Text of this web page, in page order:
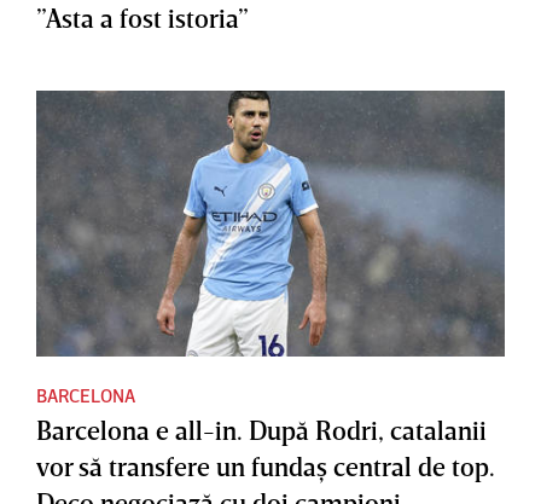
”Asta a fost istoria”
BARCELONA
Barcelona e all-in. După Rodri, catalanii
vor să transfere un fundaş central de top.